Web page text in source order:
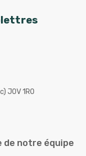
J0V 1R0
de notre équipe